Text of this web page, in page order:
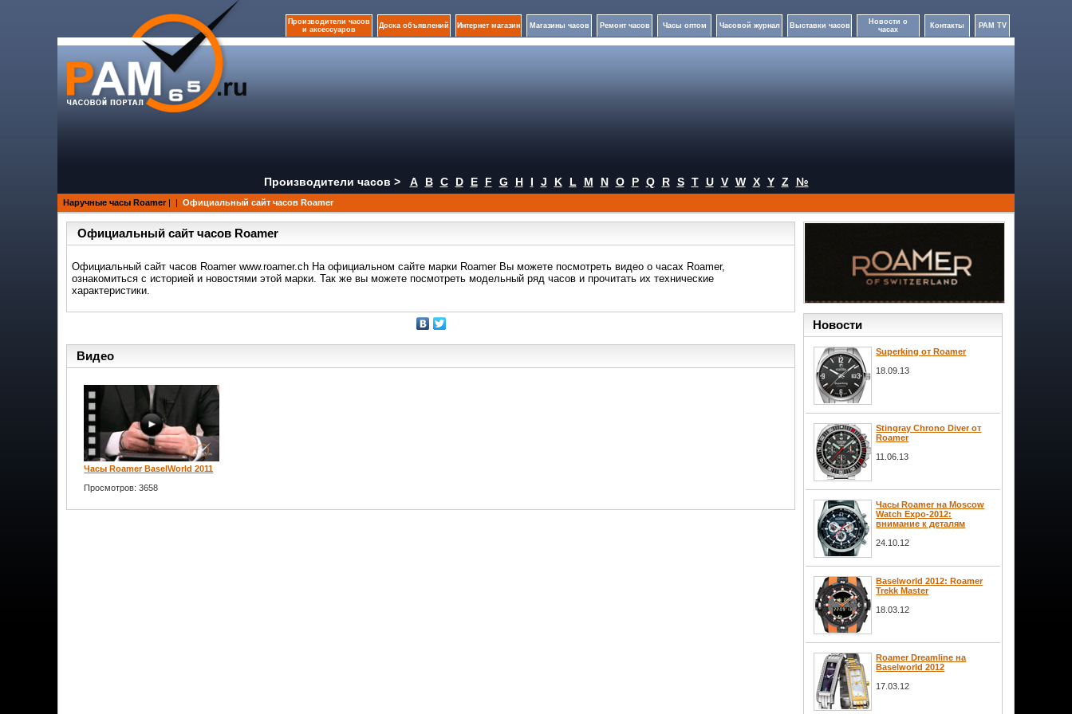
Производители часов
и аксессуаров
Доска объявлений Интернет магазин Магазины часов Ремонт часов Часы оптом Часовой журнал Выставки часов
Новости о
часах
Контакты PAM TV
Производители часов > A B C D E F G H I J K L M N O P Q R S T U V W X Y Z №
Наручные часы Roamer | | Официальный сайт часов Roamer
Официальный сайт часов Roamer
Официальный сайт часов Roamer www.roamer.ch На официальном сайте марки Roamer Вы можете посмотреть видео о часах Roamer,
ознакомиться с историей и новостями этой марки. Так же вы можете посмотреть модельный ряд часов и прочитать их технические
характеристики.
Видео
Часы Roamer BaselWorld 2011
Просмотров: 3658
Новости
Superking от Roamer
18.09.13
Stingray Chrono Diver от
Roamer
11.06.13
Часы Roamer на Moscow
Watch Expo-2012:
внимание к деталям
24.10.12
Baselworld 2012: Roamer
Trekk Master
18.03.12
Roamer Dreamline на
Baselworld 2012
17.03.12